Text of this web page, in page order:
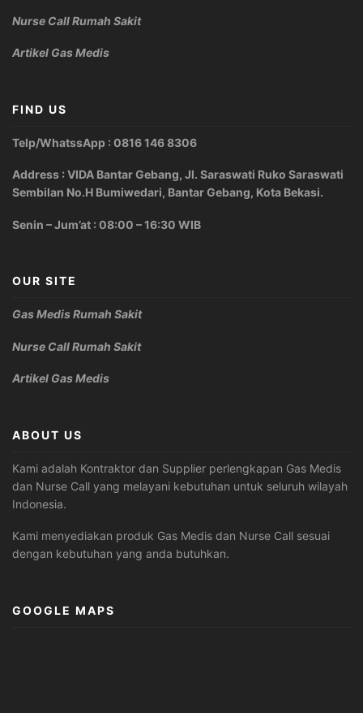
Nurse Call Rumah Sakit
Artikel Gas Medis
FIND US
Telp/WhatssApp : 0816 146 8306
Address : VIDA Bantar Gebang, Jl. Saraswati Ruko Saraswati
Sembilan No.H Bumiwedari, Bantar Gebang, Kota Bekasi.
Senin – Jum’at : 08:00 – 16:30 WIB
OUR SITE
Gas Medis Rumah Sakit
Nurse Call Rumah Sakit
Artikel Gas Medis
ABOUT US
Kami adalah Kontraktor dan Supplier perlengkapan Gas Medis
dan Nurse Call yang melayani kebutuhan untuk seluruh wilayah
Indonesia.
Kami menyediakan produk Gas Medis dan Nurse Call sesuai
dengan kebutuhan yang anda butuhkan.
GOOGLE MAPS